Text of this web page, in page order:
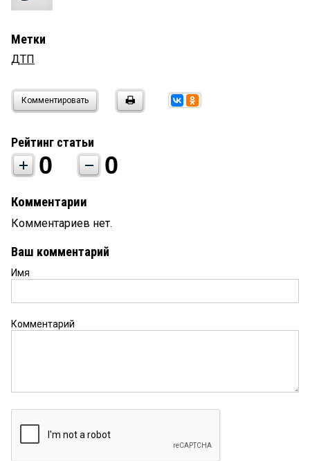
Метки
ДТП
Комментировать
Рейтинг статьи
0 0
Комментарии
Комментариев нет.
Ваш комментарий
Имя
Комментарий